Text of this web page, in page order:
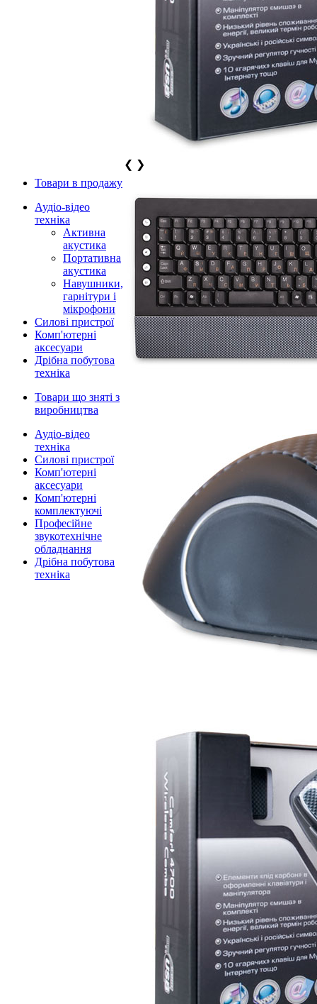
Товари в продажу
Аудіо-відео
техніка
Активна
акустика
Портативна
акустика
Навушники,
гарнітури і
мікрофони
Силові пристрої
Комп'ютерні
аксесуари
Дрібна побутова
техніка
Товари що зняті з
виробництва
Аудіо-відео
техніка
Силові пристрої
Комп'ютерні
аксесуари
Комп'ютерні
комплектуючі
Професійне
звукотехнічне
обладнання
Дрібна побутова
техніка
❮ ❯